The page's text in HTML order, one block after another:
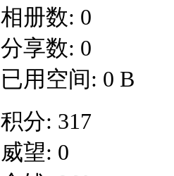
相册数: 0
分享数: 0
已用空间: 0 B
积分: 317
威望: 0